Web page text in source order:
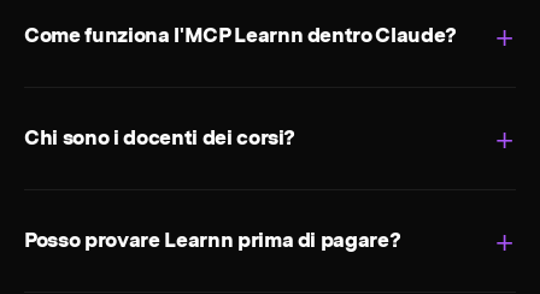
Come funziona l'MCP Learnn dentro Claude?
Chi sono i docenti dei corsi?
Posso provare Learnn prima di pagare?